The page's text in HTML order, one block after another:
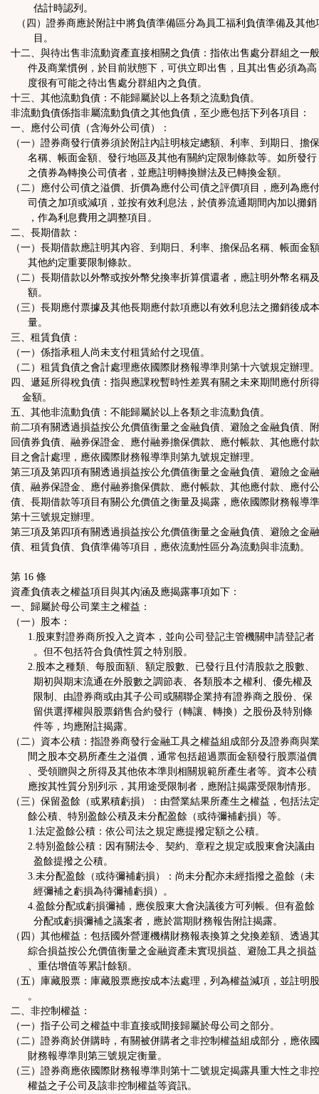
估計時認列。
（四）證券商應於附註中將負債準備區分為員工福利負債準備及其他
目。
十二、與待出售非流動資產直接相關之負債：指依出售處分群組之一
件及商業慣例，於目前狀態下，可供立即出售，且其出售必須為高
度很有可能之待出售處分群組內之負債。
十三、其他流動負債：不能歸屬於以上各類之流動負債。
非流動負債係指非屬流動負債之其他負債，至少應包括下列各項目：
一、應付公司債（含海外公司債）：
（一）證券商發行債券須於附註內註明核定總額、利率、到期日、擔
名稱、帳面金額、發行地區及其他有關約定限制條款等。如所發行
之債券為轉換公司債者，並應註明轉換辦法及已轉換金額。
（二）應付公司債之溢價、折價為應付公司債之評價項目，應列為應
司債之加項或減項，並按有效利息法，於債券流通期間內加以攤銷
，作為利息費用之調整項目。
二、長期借款：
（一）長期借款應註明其內容、到期日、利率、擔保品名稱、帳面金
其他約定重要限制條款。
（二）長期借款以外幣或按外幣兌換率折算償還者，應註明外幣名稱
額。
（三）長期應付票據及其他長期應付款項應以有效利息法之攤銷後成
量。
三、租賃負債：
（一）係指承租人尚未支付租賃給付之現值。
（二）租賃負債之會計處理應依國際財務報導準則第十六號規定辦理。
四、遞延所得稅負債：指與應課稅暫時性差異有關之未來期間應付所
金額。
五、其他非流動負債：不能歸屬於以上各類之非流動負債。
前二項有關透過損益按公允價值衡量之金融負債、避險之金融負債、
回債券負債、融券保證金、應付融券擔保價款、應付帳款、其他應付
目之會計處理，應依國際財務報導準則第九號規定辦理。
第三項及第四項有關透過損益按公允價值衡量之金融負債、避險之金
債、融券保證金、應付融券擔保價款、應付帳款、其他應付款、應付
債、長期借款等項目有關公允價值之衡量及揭露，應依國際財務報導
第十三號規定辦理。
第三項及第四項有關透過損益按公允價值衡量之金融負債、避險之金
債、租賃負債、負債準備等項目，應依流動性區分為流動與非流動。
第 16 條
資產負債表之權益項目與其內涵及應揭露事項如下：
一、歸屬於母公司業主之權益：
（一）股本：
1.股東對證券商所投入之資本，並向公司登記主管機關申請登記者
。但不包括符合負債性質之特別股。
2.股本之種類、每股面額、額定股數、已發行且付清股款之股數、
期初與期末流通在外股數之調節表、各類股本之權利、優先權及
限制、由證券商或由其子公司或關聯企業持有證券商之股份、保
留供選擇權與股票銷售合約發行（轉讓、轉換）之股份及特別條
件等，均應附註揭露。
（二）資本公積：指證券商發行金融工具之權益組成部分及證券商與
間之股本交易所產生之溢價，通常包括超過票面金額發行股票溢價
、受領贈與之所得及其他依本準則相關規範所產生者等。資本公積
應按其性質分別列示，其用途受限制者，應附註揭露受限制情形。
（三）保留盈餘（或累積虧損）：由營業結果所產生之權益，包括法
餘公積、特別盈餘公積及未分配盈餘（或待彌補虧損）等。
1.法定盈餘公積：依公司法之規定應提撥定額之公積。
2.特別盈餘公積：因有關法令、契約、章程之規定或股東會決議由
盈餘提撥之公積。
3.未分配盈餘（或待彌補虧損）：尚未分配亦未經指撥之盈餘（未
經彌補之虧損為待彌補虧損）。
4.盈餘分配或虧損彌補，應俟股東大會決議後方可列帳。但有盈餘
分配或虧損彌補之議案者，應於當期財務報告附註揭露。
（四）其他權益：包括國外營運機構財務報表換算之兌換差額、透過
綜合損益按公允價值衡量之金融資產未實現損益、避險工具之損益
、重估增值等累計餘額。
（五）庫藏股票：庫藏股票應按成本法處理，列為權益減項，並註明
。
二、非控制權益：
（一）指子公司之權益中非直接或間接歸屬於母公司之部分。
（二）證券商於併購時，有關被併購者之非控制權益組成部分，應依
財務報導準則第三號規定衡量。
（三）證券商應依國際財務報導準則第十二號規定揭露具重大性之非
權益之子公司及該非控制權益等資訊。